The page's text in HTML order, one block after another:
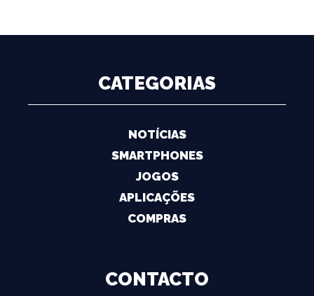
CATEGORIAS
NOTÍCIAS
SMARTPHONES
JOGOS
APLICAÇÕES
COMPRAS
CONTACTO